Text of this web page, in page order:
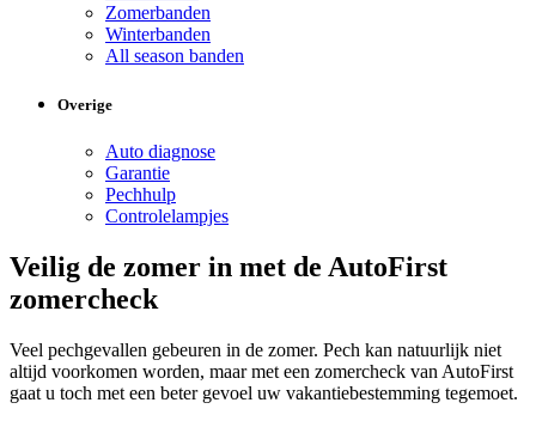
Zomerbanden
Winterbanden
All season banden
Overige
Auto diagnose
Garantie
Pechhulp
Controlelampjes
Veilig de zomer in met de AutoFirst
zomercheck
Veel pechgevallen gebeuren in de zomer. Pech kan natuurlijk niet
altijd voorkomen worden, maar met een zomercheck van AutoFirst
gaat u toch met een beter gevoel uw vakantiebestemming tegemoet.